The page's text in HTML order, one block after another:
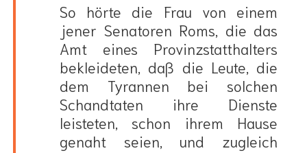
So hörte die Frau von einem
jener Senatoren Roms, die das
Amt eines Provinzstatthalters
bekleideten, daß die Leute, die
dem Tyrannen bei solchen
Schandtaten ihre Dienste
leisteten, schon ihrem Hause
genaht seien, und zugleich